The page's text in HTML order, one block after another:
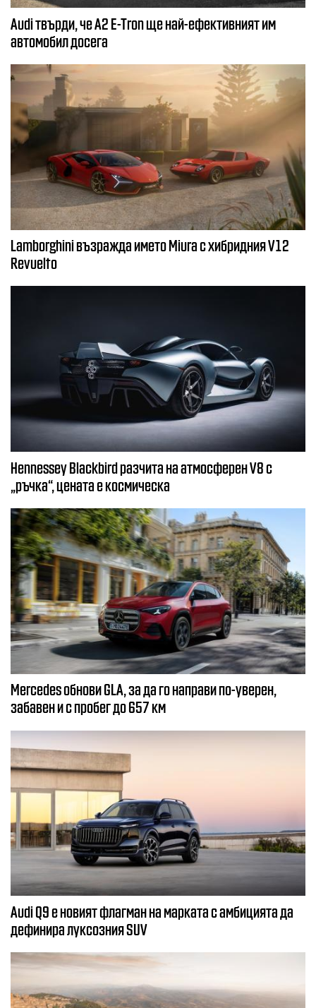
Audi твърди, че A2 E-Tron ще най-ефективният им
автомобил досега
Lamborghini възражда името Miura с хибридния V12
Revuelto
Hennessey Blackbird разчита на атмосферен V8 с
„ръчка“, цената е космическа
Mercedes обнови GLA, за да го направи по-уверен,
забавен и с пробег до 657 км
Audi Q9 е новият флагман на марката с амбицията да
дефинира луксозния SUV